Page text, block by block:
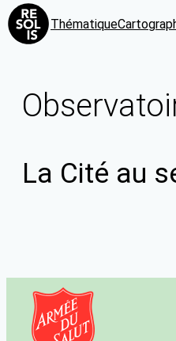
Thématique
La Cité au